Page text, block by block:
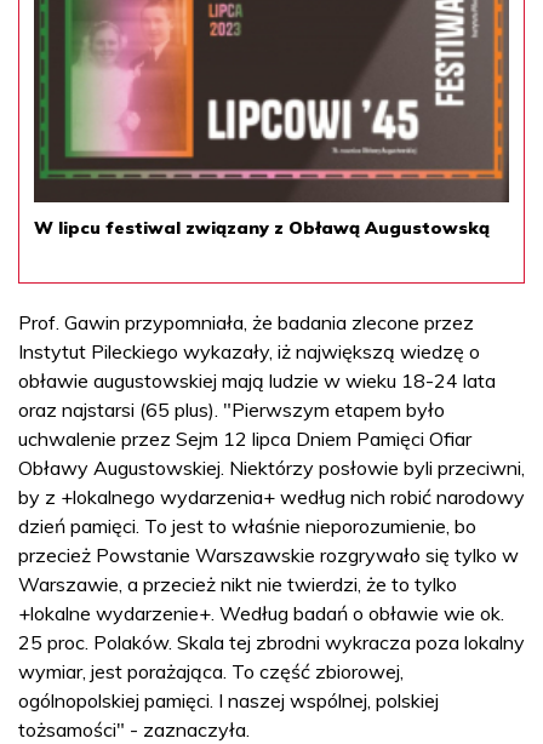
W lipcu festiwal związany z Obławą Augustowską
Prof. Gawin przypomniała, że badania zlecone przez
Instytut Pileckiego wykazały, iż największą wiedzę o
obławie augustowskiej mają ludzie w wieku 18-24 lata
oraz najstarsi (65 plus). "Pierwszym etapem było
uchwalenie przez Sejm 12 lipca Dniem Pamięci Ofiar
Obławy Augustowskiej. Niektórzy posłowie byli przeciwni,
by z +lokalnego wydarzenia+ według nich robić narodowy
dzień pamięci. To jest to właśnie nieporozumienie, bo
przecież Powstanie Warszawskie rozgrywało się tylko w
Warszawie, a przecież nikt nie twierdzi, że to tylko
+lokalne wydarzenie+. Według badań o obławie wie ok.
25 proc. Polaków. Skala tej zbrodni wykracza poza lokalny
wymiar, jest porażająca. To część zbiorowej,
ogólnopolskiej pamięci. I naszej wspólnej, polskiej
tożsamości" - zaznaczyła.